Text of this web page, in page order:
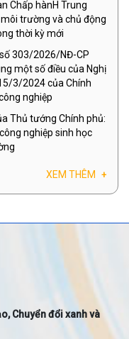
Chấp hànH Trung
trường và chủ động
thời kỳ mới
303/2026/NĐ-CP
một số điều của Nghị
3/2024 của Chính
nghiệp
Thủ tướng Chính phủ:
nghiệp sinh học
XEM THÊM +
Chuyển đổi xanh và